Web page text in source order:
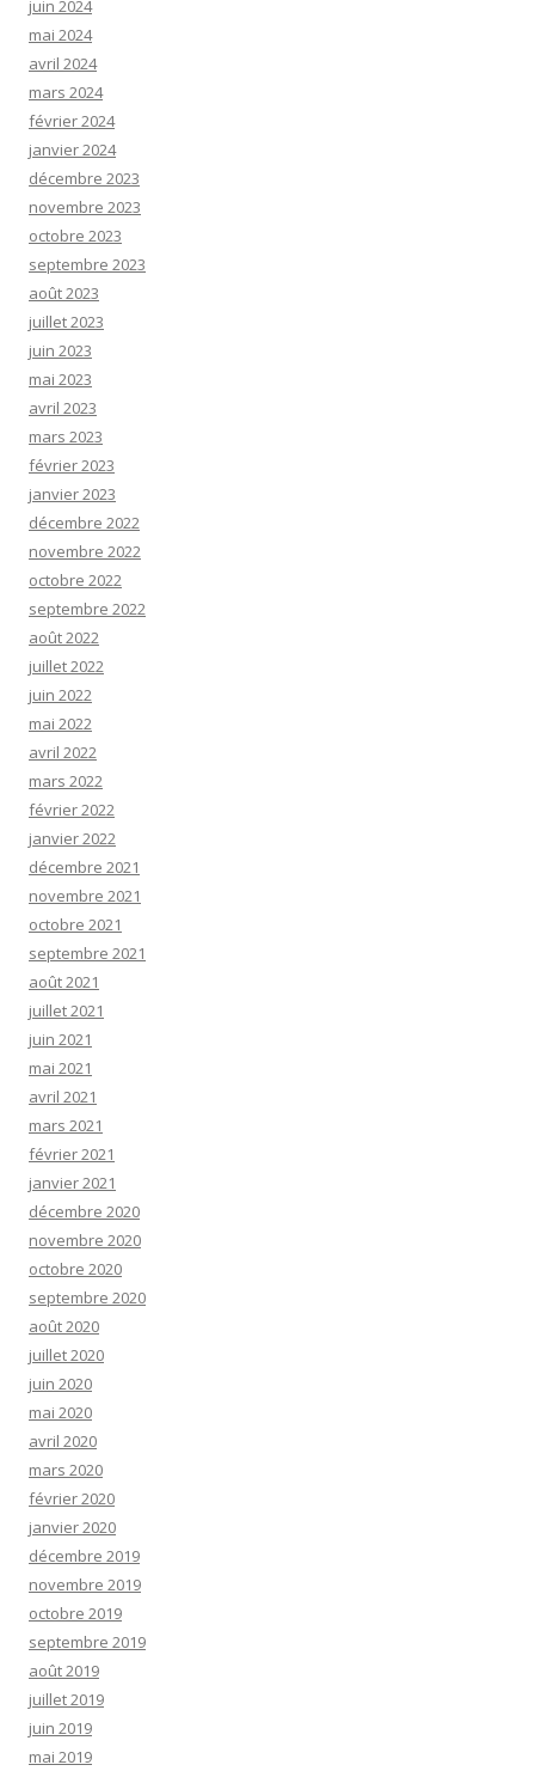
juin 2024
mai 2024
avril 2024
mars 2024
février 2024
janvier 2024
décembre 2023
novembre 2023
octobre 2023
septembre 2023
août 2023
juillet 2023
juin 2023
mai 2023
avril 2023
mars 2023
février 2023
janvier 2023
décembre 2022
novembre 2022
octobre 2022
septembre 2022
août 2022
juillet 2022
juin 2022
mai 2022
avril 2022
mars 2022
février 2022
janvier 2022
décembre 2021
novembre 2021
octobre 2021
septembre 2021
août 2021
juillet 2021
juin 2021
mai 2021
avril 2021
mars 2021
février 2021
janvier 2021
décembre 2020
novembre 2020
octobre 2020
septembre 2020
août 2020
juillet 2020
juin 2020
mai 2020
avril 2020
mars 2020
février 2020
janvier 2020
décembre 2019
novembre 2019
octobre 2019
septembre 2019
août 2019
juillet 2019
juin 2019
mai 2019